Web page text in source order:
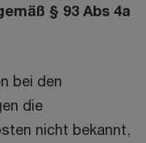
§ 93 Abs 4a
bei den
die
nicht bekannt,